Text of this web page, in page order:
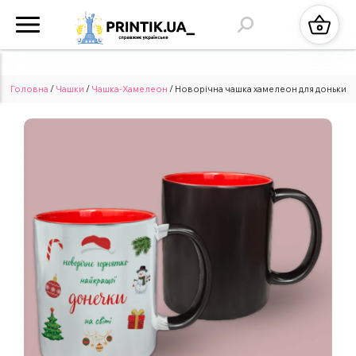
Головна / Чашки / Чашка-Хамелеон / Новорічна чашка хамелеон для доньки